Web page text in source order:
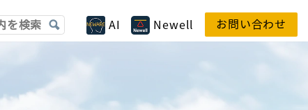
AI Newell お問い合わせ